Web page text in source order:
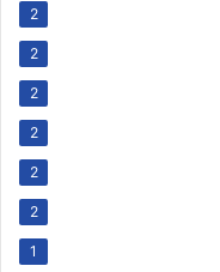
2
2
2
2
2
2
1